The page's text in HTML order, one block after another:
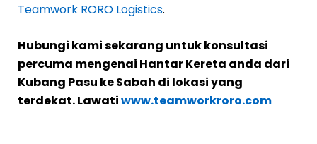
Teamwork RORO Logistics.
Hubungi kami sekarang untuk konsultasi
percuma mengenai Hantar Kereta anda dari
Kubang Pasu ke Sabah di lokasi yang
terdekat. Lawatiwww.teamworkroro.com